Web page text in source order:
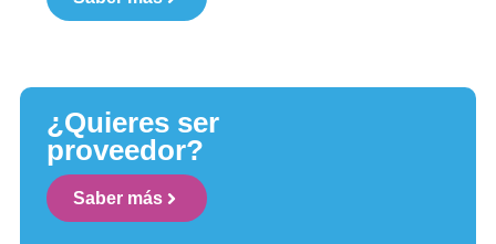
¿Quieres ser
proveedor?
Saber más